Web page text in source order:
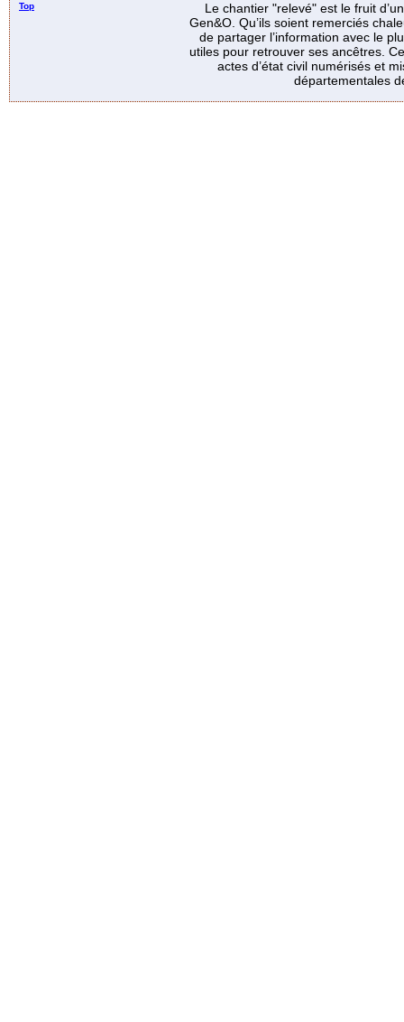
Top
Le chantier "relevé" est le fruit
Gen&O. Qu’ils soient remerciés
de partager l’information avec le
utiles pour retrouver ses ancêtres.
actes d’état civil numérisés et
départementales